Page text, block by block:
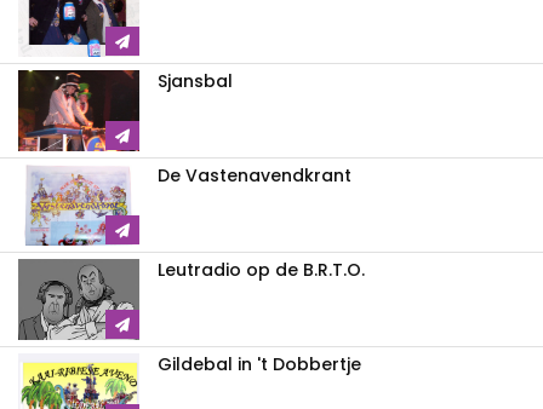
Sjansbal
De Vastenavendkrant
Leutradio op de B.R.T.O.
Gildebal in 't Dobbertje